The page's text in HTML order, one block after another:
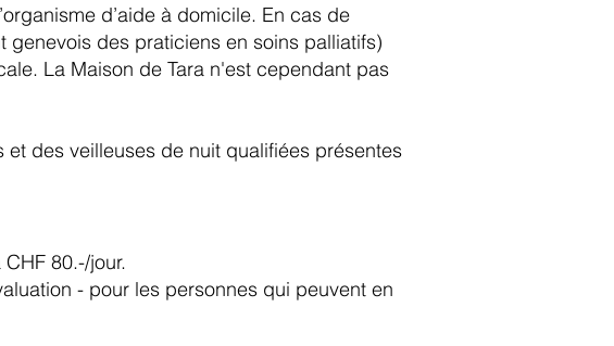
d’aide à domicile. En cas de
genevois des praticiens en soins palliatifs)
La Maison de Tara n'est cependant pas
des veilleuses de nuit qualifiées présentes
80.-/jour.
- pour les personnes qui peuvent en